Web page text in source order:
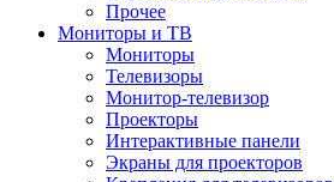
Прочее
Мониторы и ТВ
Мониторы
Телевизоры
Монитор-телевизор
Проекторы
Интерактивные панели
Экраны для проекторов